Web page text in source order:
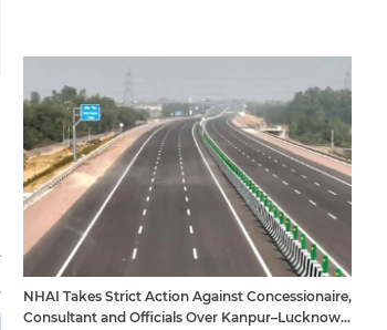
NHAI Takes Strict Action Against Concessionaire,
Consultant and Officials Over Kanpur–Lucknow